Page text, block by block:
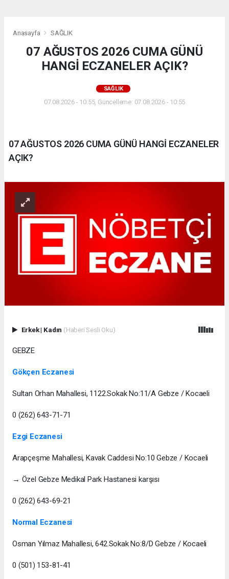
Anasayfa SAĞLIK
07 AĞUSTOS 2026 CUMA GÜNÜ
HANGİ ECZANELER AÇIK?
SAĞLIK
07.08.2026 - 10:55, Güncelleme: 07.08.2026 - 10:55
07 AĞUSTOS 2026 CUMA GÜNÜ HANGİ ECZANELER
AÇIK?
Erkek| Kadın (Haberi Sesli Oku)
GEBZE
Gökçen Eczanesi
Sultan Orhan Mahallesi, 1122.Sokak No:11/A Gebze / Kocaeli
0 (262) 643-71-71
Ezgi Eczanesi
Arapçeşme Mahallesi, Kavak Caddesi No:10 Gebze / Kocaeli
→ Özel Gebze Medikal Park Hastanesi karşısı
0 (262) 643-69-21
Normal Eczanesi
Osman Yılmaz Mahallesi, 642.Sokak No:8/D Gebze / Kocaeli
0 (501) 153-81-41